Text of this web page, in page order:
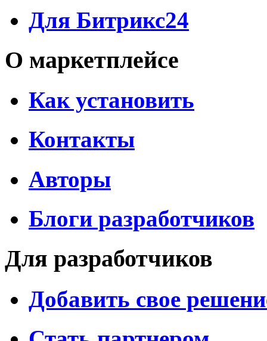
Для Битрикс24
О маркетплейсе
Как установить
Контакты
Авторы
Блоги разработчиков
Для разработчиков
Добавить свое